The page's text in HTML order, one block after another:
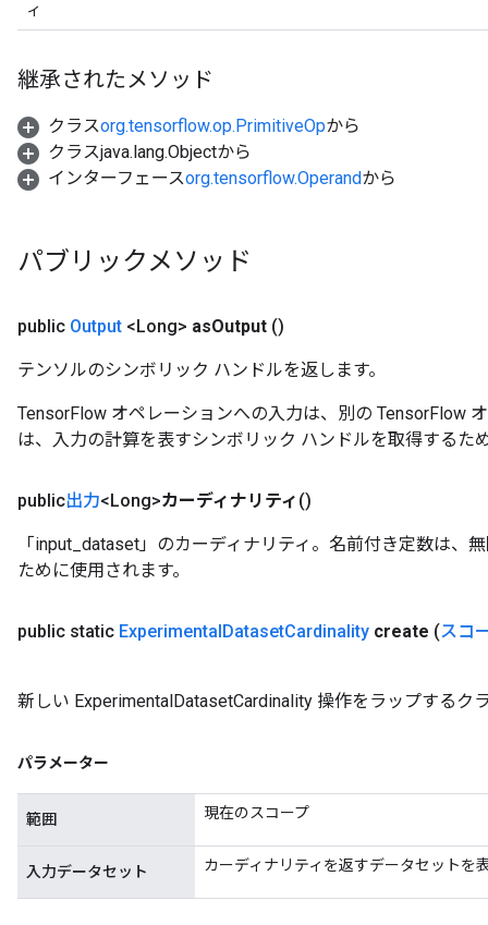
ィ
継承されたメソッド
クラスorg.tensorflow.op.PrimitiveOpから
クラスjava.lang.Objectから
インターフェースorg.tensorflow.Operandから
パブリックメソッド
public Output <Long> asOutput ()
テンソルのシンボリック ハンドルを返します。
TensorFlow オペレーションへの入力は、別の TensorFlow
は、入力の計算を表すシンボリック ハンドルを取得するた
public出力<Long>カーディナリティ ()
「input_dataset」のカーディナリティ。名前付き定数は、
ために使用されます。
public static ExperimentalDatasetCardinality create (スコ
新しい ExperimentalDatasetCardinality 操作をラップするク
パラメーター
範囲 現在のスコープ
入力データセット カーディナリティを返すデータセットを